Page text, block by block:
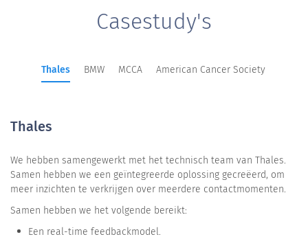
Casestudy's
Thales BMW MCCA American Cancer Society
Thales
We hebben samengewerkt met het technisch team van Thales.
Samen hebben we een geïntegreerde oplossing gecreëerd, om
meer inzichten te verkrijgen over meerdere contactmomenten.
Samen hebben we het volgende bereikt:
Een real-time feedbackmodel.